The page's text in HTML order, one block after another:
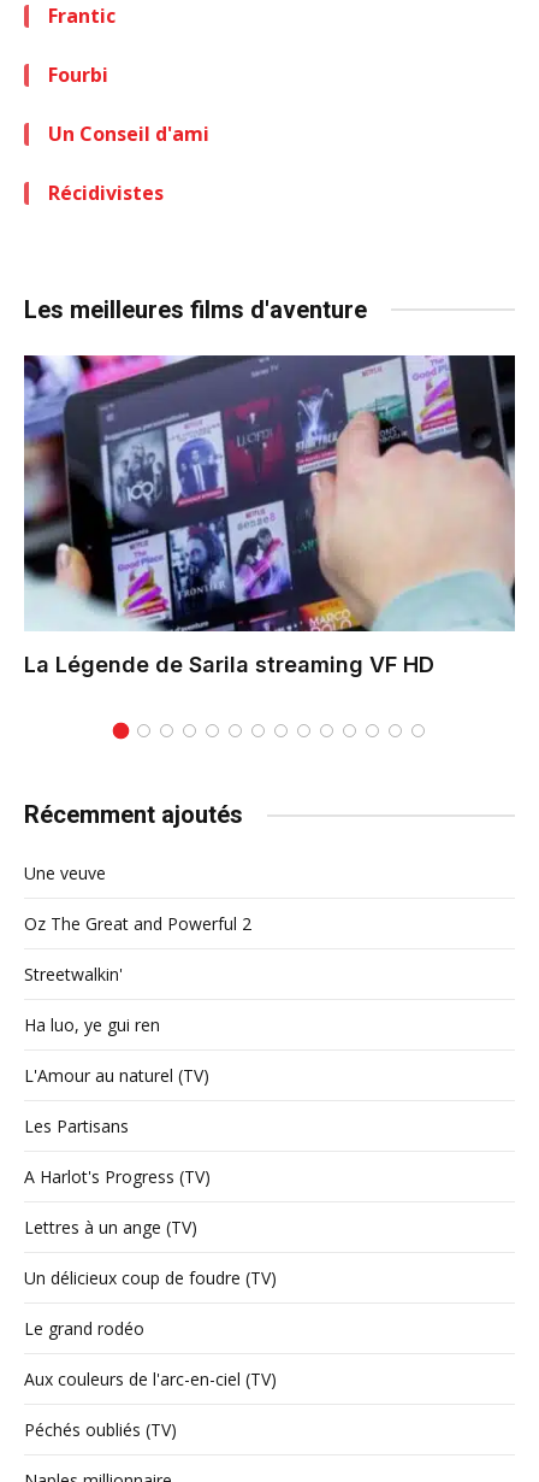
Frantic
Fourbi
Un Conseil d'ami
Récidivistes
Les meilleures films d'aventure
La Légende de Sarila streaming VF HD
Récemment ajoutés
Une veuve
Oz The Great and Powerful 2
Streetwalkin'
Ha luo, ye gui ren
L'Amour au naturel (TV)
Les Partisans
A Harlot's Progress (TV)
Lettres à un ange (TV)
Un délicieux coup de foudre (TV)
Le grand rodéo
Aux couleurs de l'arc-en-ciel (TV)
Péchés oubliés (TV)